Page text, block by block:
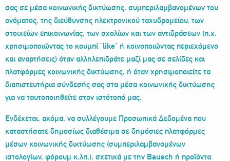
σας σε μέσα κοινωνικής δικτύωσης, συμπεριλαμβανομένων του
ονόματος, της διεύθυνσης ηλεκτρονικού ταχυδρομείου, των
στοιχείων επικοινωνίας, των σχολίων και των αντιδράσεων (π.χ.
χρησιμοποιώντας το κουμπί "like" ή κοινοποιώντας περιεχόμενο
και αναρτήσεις) όταν αλληλεπιδράτε μαζί μας σε σελίδες και
πλατφόρμες κοινωνικής δικτύωσης, ή όταν χρησιμοποιείτε τα
διαπιστευτήρια σύνδεσής σας στα μέσα κοινωνικής δικτύωσης
για να ταυτοποιηθείτε στον ιστότοπό μας.
Ενδέχεται, ακόμα, να συλλέγουμε Προσωπικά Δεδομένα που
καταστήσατε δημοσίως διαθέσιμα σε δημόσιες πλατφόρμες
μέσων κοινωνικής δικτύωσης (συμπεριλαμβανομένων
ιστολογίων, φόρουμ κ.λπ.), σχετικά με την Bausch ή προϊόντα